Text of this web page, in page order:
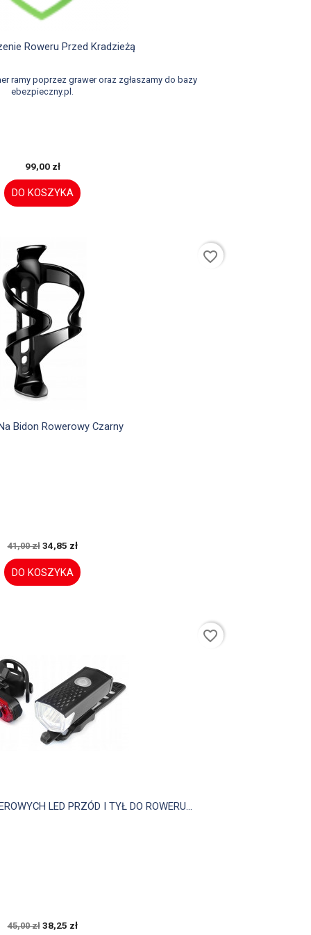
Szybki podgląd
Roweru Przed Kradzieżą
ramy poprzez grawer oraz zgłaszamy do bazy
ebezpieczny.pl.
99,00 zł
DO KOSZYKA
Szybki podgląd
Bidon Rowerowy Czarny
41,00 zł 34,85 zł
DO KOSZYKA
favorite_border
Szybki podgląd
LED PRZÓD I TYŁ DO ROWERU...
45,00 zł 38,25 zł
favorite_border